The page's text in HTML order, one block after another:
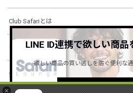
×
Club Safariとは
ショッピングガイド
会社概要・規約
LINE ID連携で欲しい商品
欲しい商品の買い逃しを防ぐ便利な
詳しくはこちら